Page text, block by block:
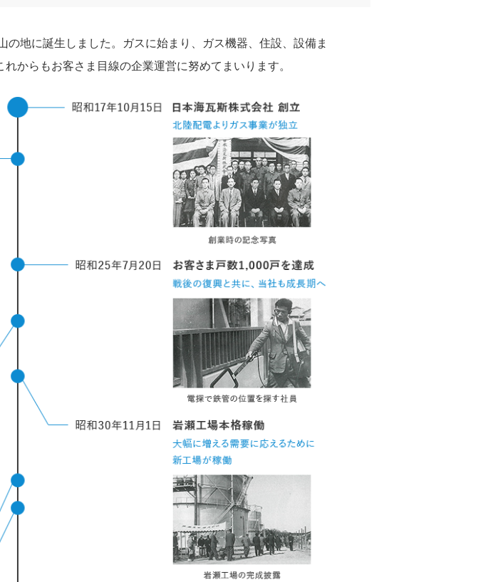
地に誕生しました。ガスに始まり、ガス機器、住設、設備ま
からもお客さま目線の企業運営に努めてまいります。